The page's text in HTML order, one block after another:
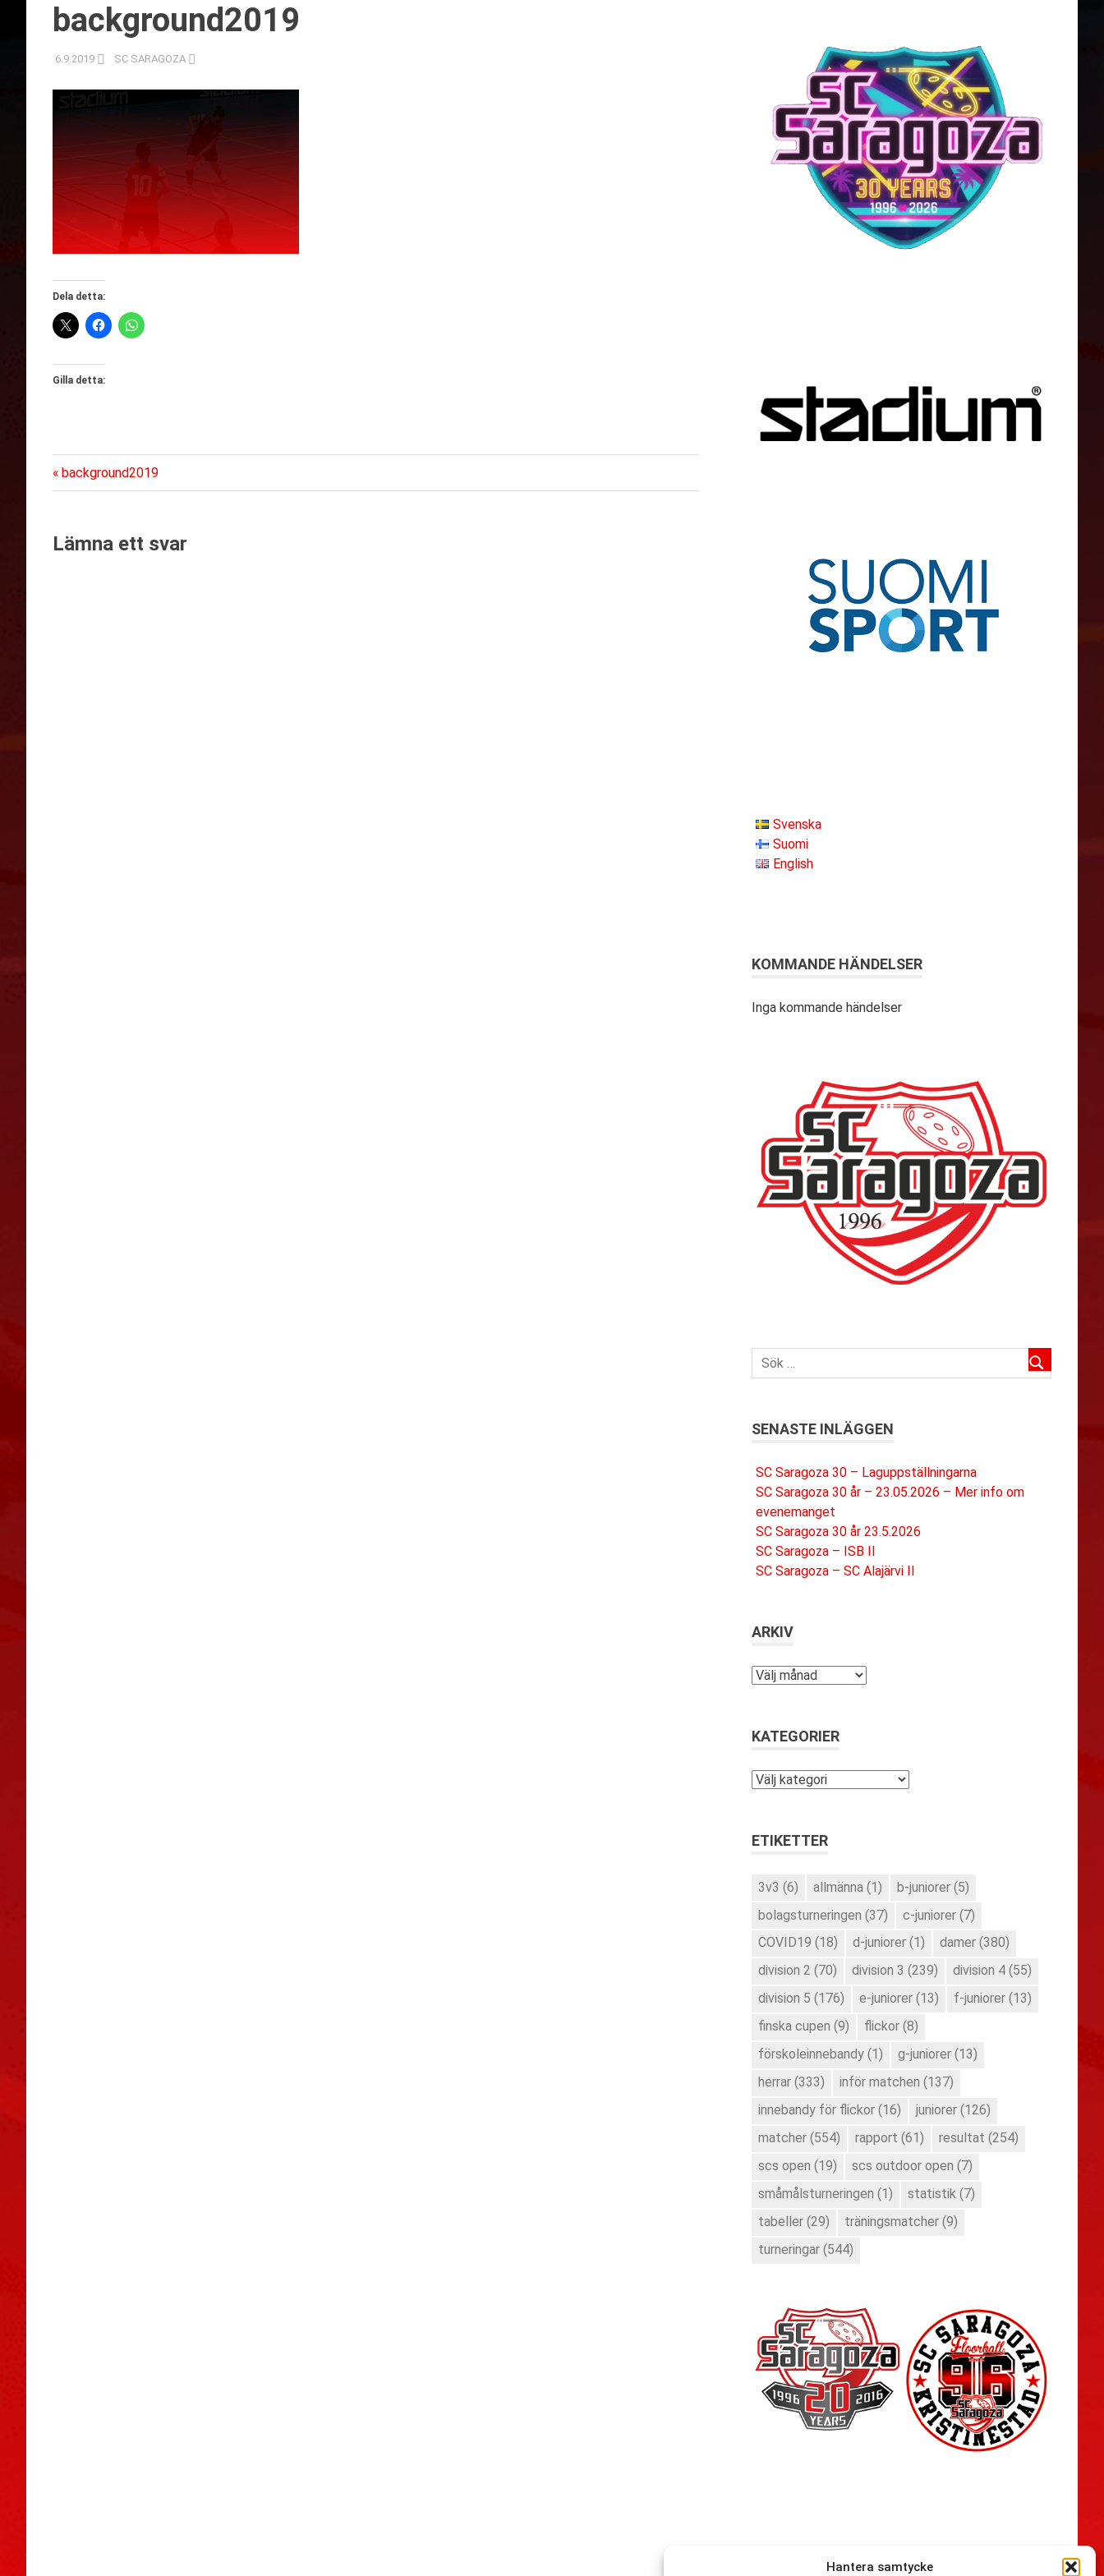
Hantera samtycke
background2019
6.9.2019 SC SARAGOZA
Dela detta:
Gilla detta:
Inläggsnavigering
Föregående
inlägg:
background2019
Lämna ett svar
Svenska
Suomi
English
KOMMANDE HÄNDELSER
Inga kommande händelser
SENASTE INLÄGGEN
SC Saragoza 30 – Laguppställningarna
SC Saragoza 30 år – 23.05.2026 – Mer info om
evenemanget
SC Saragoza 30 år 23.5.2026
SC Saragoza – ISB II
SC Saragoza – SC Alajärvi II
ARKIV
Arkiv
KATEGORIER
Kategorier
ETIKETTER
3v3 (6) allmänna (1) b-juniorer (5)
bolagsturneringen (37) c-juniorer (7)
COVID19 (18) d-juniorer (1) damer (380)
division 2 (70) division 3 (239) division 4 (55)
division 5 (176) e-juniorer (13) f-juniorer (13)
finska cupen (9) flickor (8)
förskoleinnebandy (1) g-juniorer (13)
herrar (333) inför matchen (137)
innebandy för flickor (16) juniorer (126)
matcher (554) rapport (61) resultat (254)
scs open (19) scs outdoor open (7)
småmålsturneringen (1) statistik (7)
tabeller (29) träningsmatcher (9)
turneringar (544)